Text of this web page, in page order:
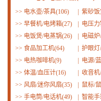
>> 电水壶/茶具(106)
紫砂
>> 早餐机/电烤箱(27)
电压
>> 电饭煲/电蒸锅(26)
电磁
>> 食品加工机(64)
护眼灯
>> 电热咖啡机(9)
电源/
>> 体温/血压计(16)
收音
>> 风扇/迷你风扇(35)
鼠标/
>> 手电筒/电话机(49)
智能